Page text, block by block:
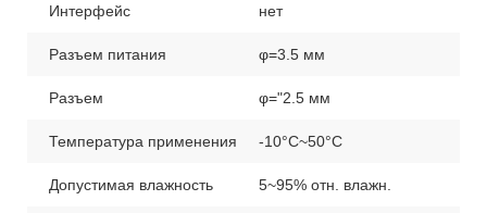
Интерфейс нет
Разъем питания φ=3.5 мм
Разъем φ="2.5 мм
Температура применения -10°C~50°C
Допустимая влажность 5~95% отн. влажн.